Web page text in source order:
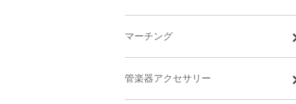
マーチング
管楽器アクセサリー